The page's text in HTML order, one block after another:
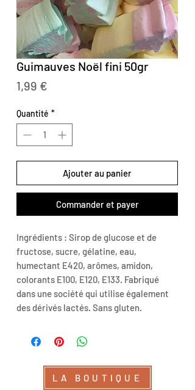
Guimauves Noël fini 50gr
1,99 €
Quantité *
Ajouter au panier
Commander et payer
Ingrédients : Sirop de glucose et de
fructose, sucre, gélatine, eau,
humectant E420, arômes, amidon,
colorants E100, E120, E133. Fabriqué
dans une société qui utilise également
des dérivés lactés. Sans gluten.
LA BOUTIQUE